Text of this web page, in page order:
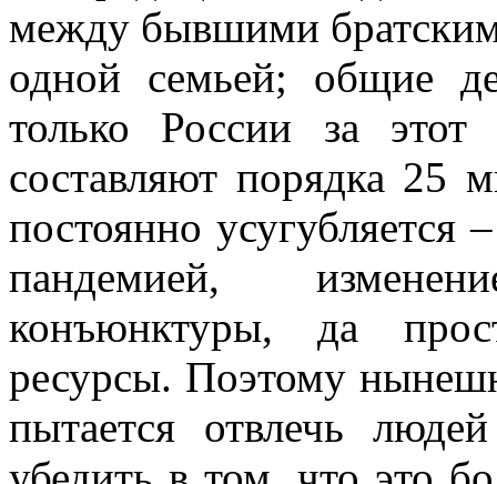
между бывшими
одной семьей; общие
только России за
составляют порядка 25
постоянно
пандемией,
конъюнктуры, да
ресурсы. Поэтому
пытается отвлечь